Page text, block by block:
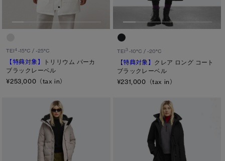
TEI4 -15°C / -25°C
【特典対象】
トリリウム パーカ
ブラックレーベル
¥253,000（tax in）
TEI3-10°C / -20°C
【特典対象】 クレア ロング コート
ブラックレーベル
¥231,000（tax in）